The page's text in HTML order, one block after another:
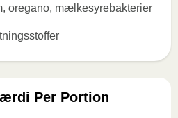
oregano, mælkesyrebakterier
Per Portion